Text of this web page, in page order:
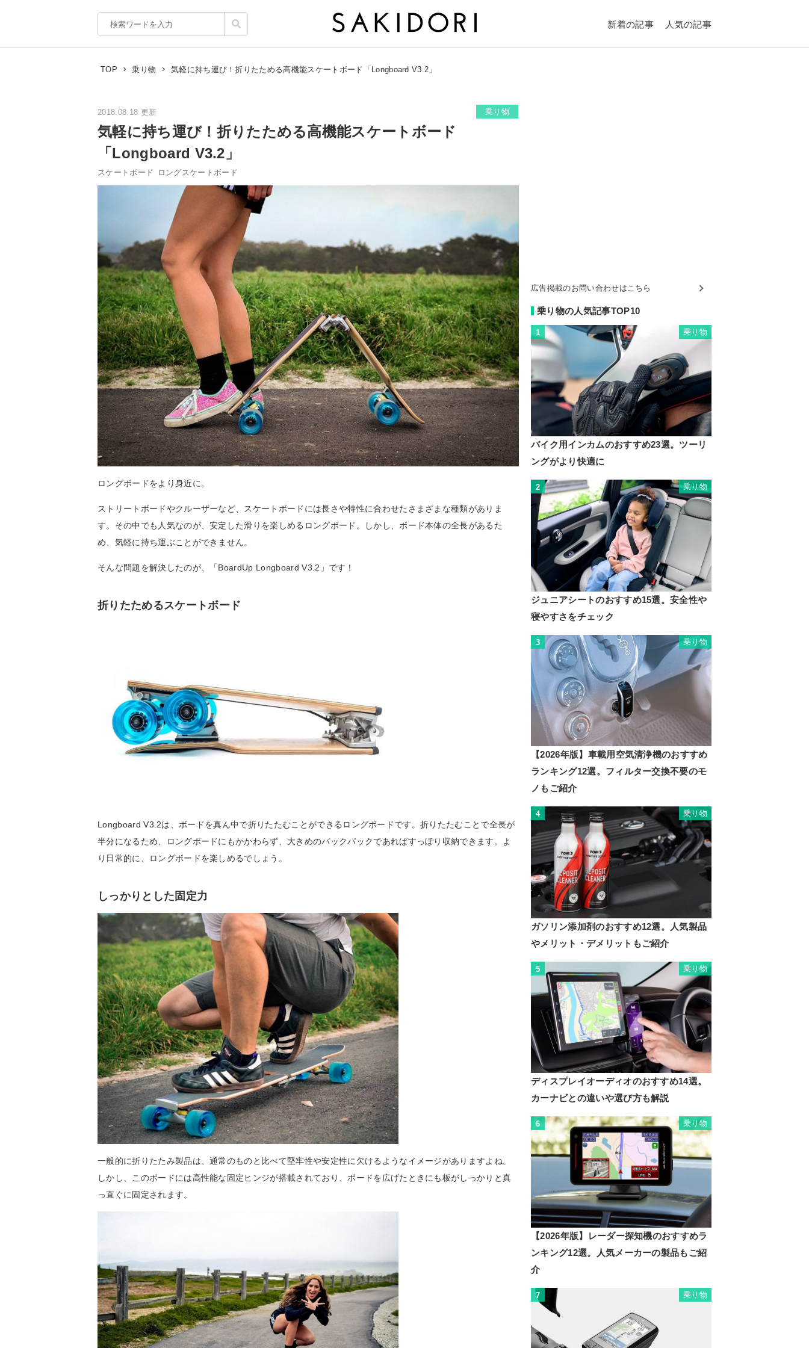
新着の記事 人気の記事
TOP 乗り物 気軽に持ち運び！折りたためる高機能スケートボード「Longboard V3.2」
2018.08.18 更新 乗り物
気軽に持ち運び！折りたためる高機能スケートボード
「Longboard V3.2」
スケートボード ロングスケートボード
ロングボードをより身近に。
ストリートボードやクルーザーなど、スケートボードには長さや特性に合わせたさまざまな種類がありま
す。その中でも人気なのが、安定した滑りを楽しめるロングボード。しかし、ボード本体の全長があるた
め、気軽に持ち運ぶことができません。
そんな問題を解決したのが、「BoardUp Longboard V3.2」です！
折りたためるスケートボード
Longboard V3.2は、ボードを真ん中で折りたたむことができるロングボードです。折りたたむことで全長が
半分になるため、ロングボードにもかかわらず、大きめのバックパックであればすっぽり収納できます。よ
り日常的に、ロングボードを楽しめるでしょう。
しっかりとした固定力
一般的に折りたたみ製品は、通常のものと比べて堅牢性や安定性に欠けるようなイメージがありますよね。
しかし、このボードには高性能な固定ヒンジが搭載されており、ボードを広げたときにも板がしっかりと真
っ直ぐに固定されます。
広告掲載のお問い合わせはこちら
乗り物の人気記事TOP10
1 乗り物
バイク用インカムのおすすめ23選。ツーリ
ングがより快適に
2 乗り物
ジュニアシートのおすすめ15選。安全性や
寝やすさをチェック
3 乗り物
【2026年版】車載用空気清浄機のおすすめ
ランキング12選。フィルター交換不要のモ
ノもご紹介
4 乗り物
ガソリン添加剤のおすすめ12選。人気製品
やメリット・デメリットもご紹介
5 乗り物
ディスプレイオーディオのおすすめ14選。
カーナビとの違いや選び方も解説
6 乗り物
【2026年版】レーダー探知機のおすすめラ
ンキング12選。人気メーカーの製品もご紹
介
7 乗り物